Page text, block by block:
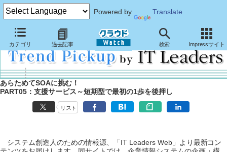
Powered by Translate
カテゴリ 過去記事 検索 Impressサイト
あらためてSOAに挑む！
PART05：支援サービス～短期型で最初の1歩を後押し
リスト
システム創造人のための情報源、「IT Leaders Web」より最新コン